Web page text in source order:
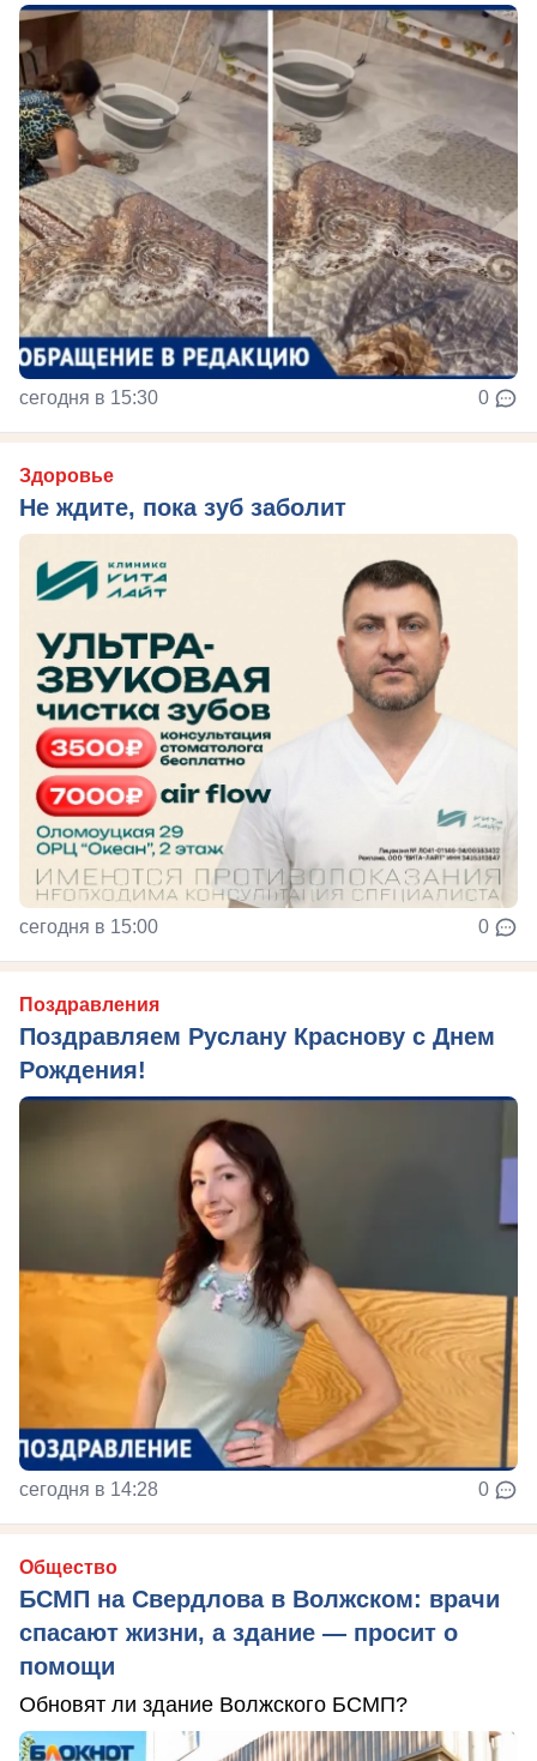
сегодня в 15:30 0
Здоровье
Не ждите, пока зуб заболит
сегодня в 15:00 0
Поздравления
Поздравляем Руслану Краснову с Днем
Рождения!
сегодня в 14:28 0
Общество
БСМП на Свердлова в Волжском: врачи
спасают жизни, а здание — просит о
помощи
Обновят ли здание Волжского БСМП?